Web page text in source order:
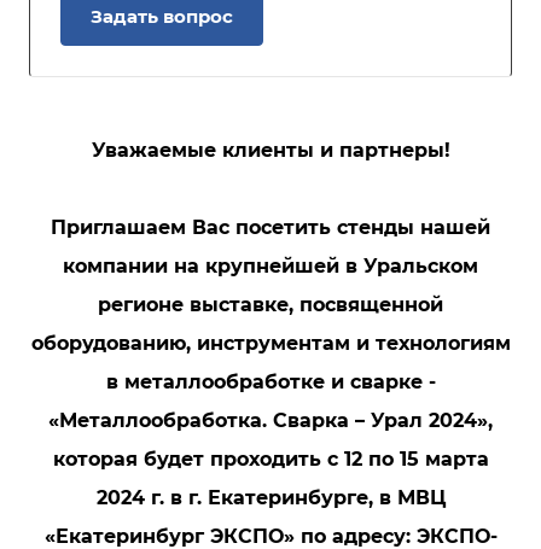
Задать вопрос
Уважаемые клиенты и партнеры!
Приглашаем Вас посетить стенды нашей
компании на крупнейшей в Уральском
регионе выставке, посвященной
оборудованию, инструментам и технологиям
в металлообработке и сварке -
«Металлообработка. Сварка – Урал 2024»,
которая будет проходить с 12 по 15 марта
2024 г. в г. Екатеринбурге, в МВЦ
«Екатеринбург ЭКСПО» по адресу: ЭКСПО-